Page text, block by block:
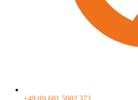
+49 (0) 681 5002 373